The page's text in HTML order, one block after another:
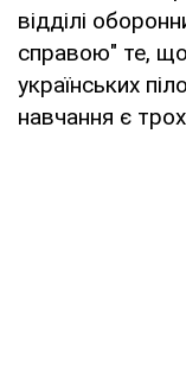
відділі
справою" те,
українських
навчання є